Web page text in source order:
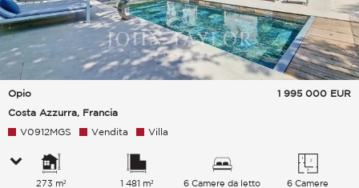
Opio
Costa Azzurra, Francia
1 995 000 EUR
V0912MGS Vendita Villa
273 m² 1 481 m² 6 Camere da letto 6 Camere